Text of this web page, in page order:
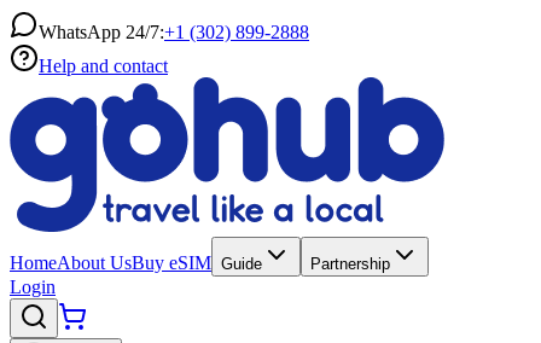
WhatsApp 24/7:+1 (302) 899-2888
Help and contact
HomeAbout UsBuy eSIM Guide Partnership
Login